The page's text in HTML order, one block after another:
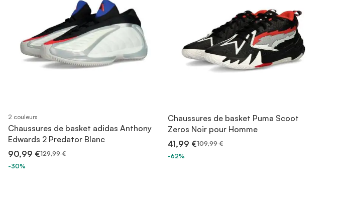
2 couleurs
Chaussures de basket adidas Anthony
Edwards 2 Predator Blanc
90,99 €129,99 €
-30%
Chaussures de basket Puma Scoot
Zeros Noir pour Homme
41,99 €109,99 €
-62%